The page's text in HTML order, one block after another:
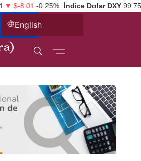
▼ $-8.01-0.25% Índice Dolar DXY
English